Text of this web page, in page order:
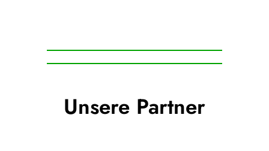
Unsere Partner